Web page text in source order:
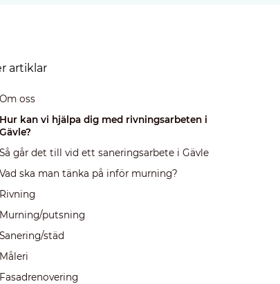
artiklar
Om oss
Hur kan vi hjälpa dig med rivningsarbeten i
Gävle?
Så går det till vid ett saneringsarbete i Gävle
Vad ska man tänka på inför murning?
Rivning
Murning/putsning
Sanering/städ
Måleri
Fasadrenovering